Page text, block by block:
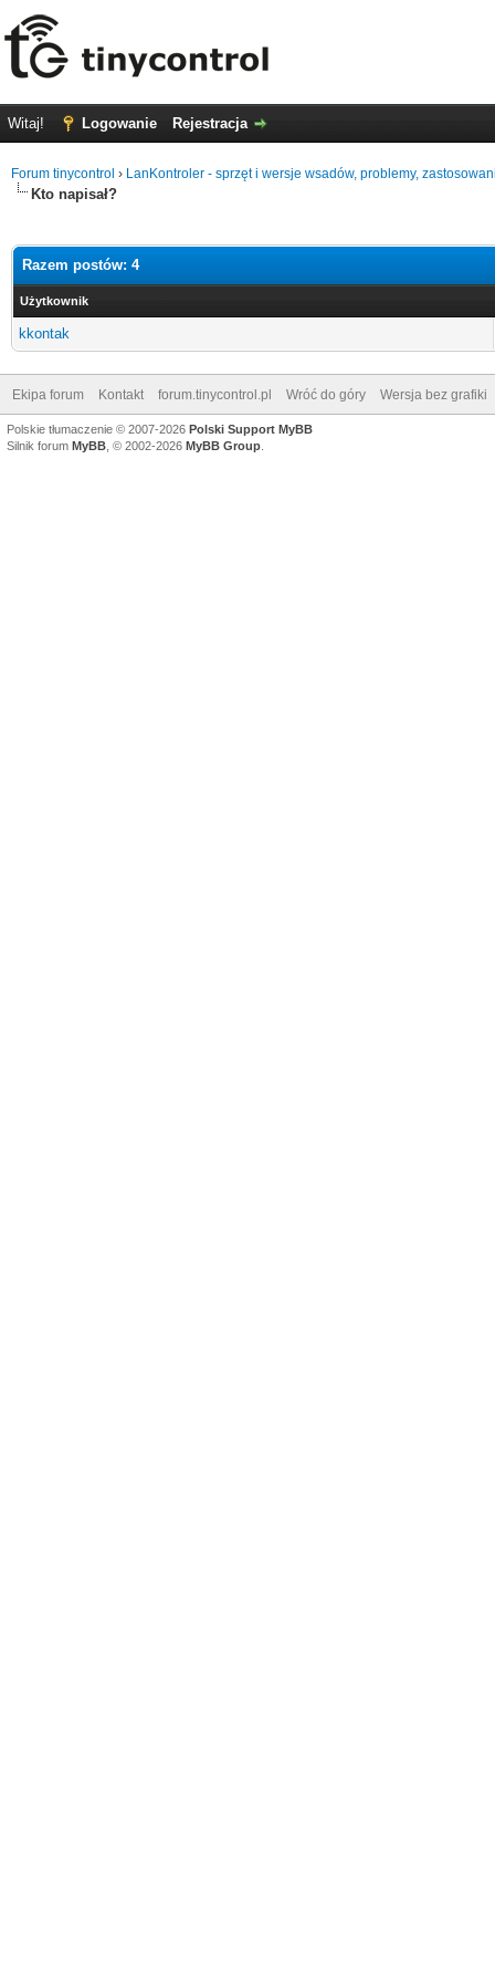
Witaj! Logowanie Rejestracja
Forum tinycontrol › LanKontroler - sprzęt i wersje wsadów, problemy,
Kto napisał?
Razem postów: 4
Użytkownik
kkontak
Ekipa forum Kontakt forum.tinycontrol.pl Wróć do góry Wersja bez grafiki
Polskie tłumaczenie © 2007-2026 Polski Support MyBB
Silnik forum MyBB , © 2002-2026 MyBB Group